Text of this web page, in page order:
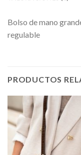
Bolso de mano
regulable
PRODUCTOS